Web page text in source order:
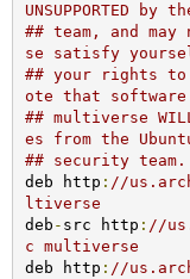
UNSUPPORTED by
## team, and
se satisfy
## your rights to
ote that
## multiverse
es from the
## security team.
deb http : //
ltiverse
deb - src http : //
c multiverse
deb http : //